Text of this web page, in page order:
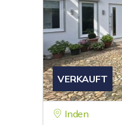
VERKAUFT
Inden